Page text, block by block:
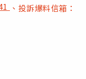
、投訴爆料信箱：